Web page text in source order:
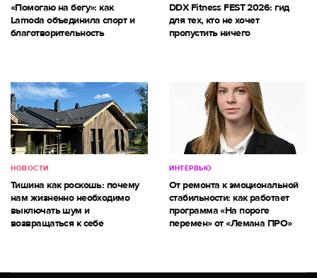
«Помогаю на бегу»: как
Lamoda объединила спорт и
благотворительность
DDX Fitness FEST 2026: гид
для тех, кто не хочет
пропустить ничего
НОВОСТИ
Тишина как роскошь: почему
нам жизненно необходимо
выключать шум и
возвращаться к себе
ИНТЕРВЬЮ
От ремонта к эмоциональной
стабильности: как работает
программа «На пороге
перемен» от «Лемана ПРО»